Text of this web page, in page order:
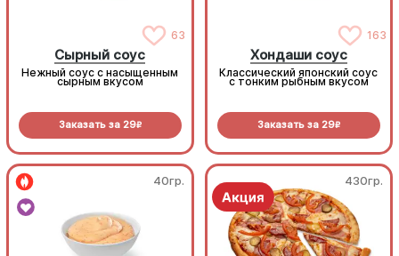
63
Сырный соус
Нежный соус с насыщенным
сырным вкусом
Заказать за 29R
163
Хондаши соус
Классический японский соус
с тонким рыбным вкусом
Заказать за 29R
40гр. 430гр.